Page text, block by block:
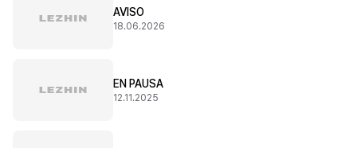
AVISO
18.06.2026
EN PAUSA
12.11.2025